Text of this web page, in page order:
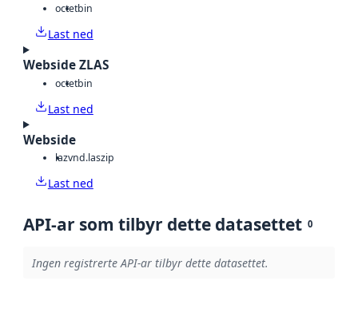
octetbin
Last ned
Webside ZLAS
octetbin
Last ned
Webside
lazvnd.laszip
Last ned
API-ar som tilbyr dette datasettet 0
Ingen registrerte API-ar tilbyr dette datasettet.